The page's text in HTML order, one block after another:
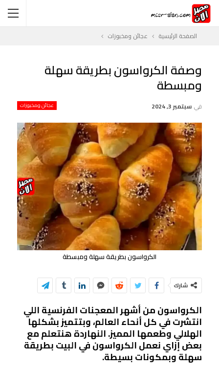
الصفحة الرئيسية عجائن ومخبوزات
وصفة الكرواسون بطريقة سهلة
ومبسطة
عجائن ومخبوزات في سبتمبر 3, 2024
الكرواسون بطريقة سهلة ومبسطة
شارك
الكرواسون من أشهر المعجنات الفرنسية اللي
انتشرت في كل أنحاء العالم، وبتتميز بشكلها
الهلالي وطعمها المميز. النهاردة هنتعلم مع
بعض إزاي نعمل الكرواسون في البيت بطريقة
سهلة وبمكونات بسيطة.